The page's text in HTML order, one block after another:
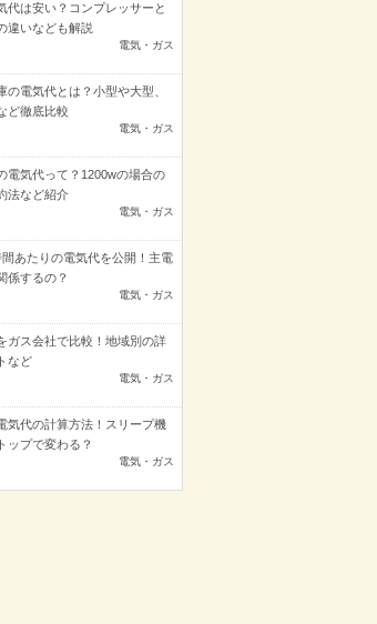
代は安い？コンプレッサーと
違いなども解説
電気・ガス
の電気代とは？小型や大型、
ど徹底比較
電気・ガス
電気代って？1200wの場合の
法など紹介
電気・ガス
あたりの電気代を公開！主電
係するの？
電気・ガス
ガス会社で比較！地域別の詳
など
電気・ガス
気代の計算方法！スリープ機
ップで変わる？
電気・ガス